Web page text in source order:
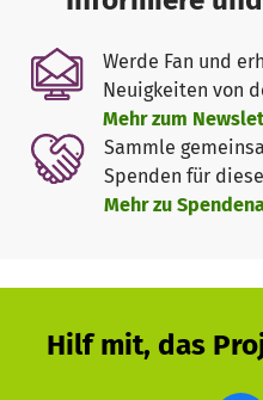
Werde Fan und
Neuigkeiten von
Mehr zum
Sammle
Spenden für
Mehr zu
Hilf mit, das